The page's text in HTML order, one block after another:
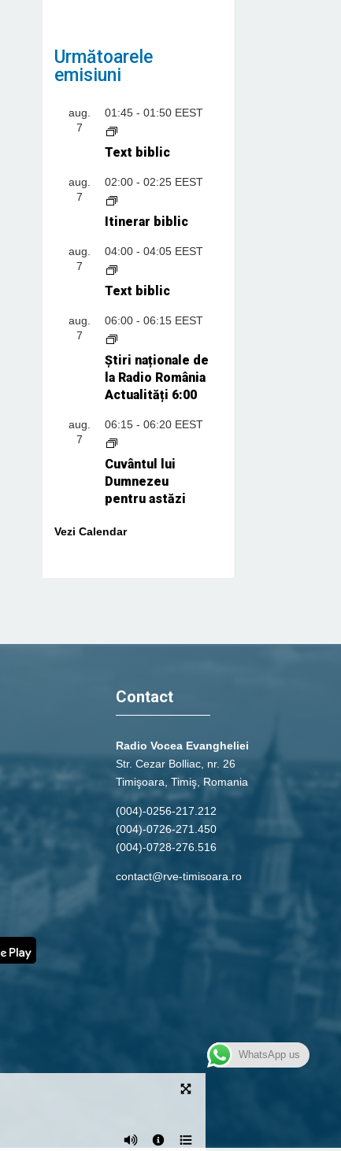
Următoarele
emisiuni
aug.
7
01:45- 01:50 EEST
Text biblic
aug.
7
02:00- 02:25 EEST
Itinerar biblic
aug.
7
04:00- 04:05 EEST
Text biblic
aug.
7
06:00- 06:15 EEST
Știri naționale de
la Radio România
Actualități 6:00
aug.
7
06:15- 06:20 EEST
Cuvântul lui
Dumnezeu
pentru astăzi
Vezi Calendar
Contact
Radio Vocea Evangheliei
Str. Cezar Bolliac, nr. 26
Timişoara, Timiş, Romania
(004)-0256-217.212
(004)-0726-271.450
(004)-0728-276.516
contact@rve-timisoara.ro
WhatsApp us